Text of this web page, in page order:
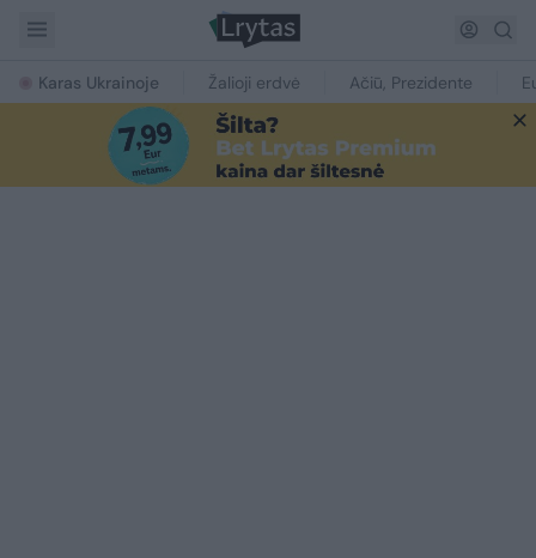
Karas Ukrainoje Žalioji erdvė Ačiū, Prezidente